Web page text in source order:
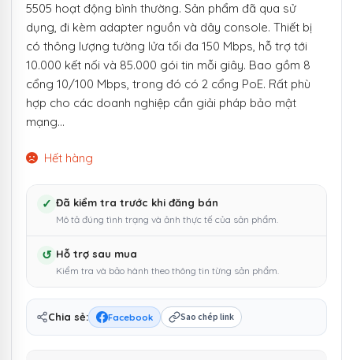
5505 hoạt động bình thường. Sản phẩm đã qua sử
dụng, đi kèm adapter nguồn và dây console. Thiết bị
có thông lượng tường lửa tối đa 150 Mbps, hỗ trợ tới
10.000 kết nối và 85.000 gói tin mỗi giây. Bao gồm 8
cổng 10/100 Mbps, trong đó có 2 cổng PoE. Rất phù
hợp cho các doanh nghiệp cần giải pháp bảo mật
mạng…
Hết hàng
✓ Đã kiểm tra trước khi đăng bán
Mô tả đúng tình trạng và ảnh thực tế của sản phẩm.
↺ Hỗ trợ sau mua
Kiểm tra và bảo hành theo thông tin từng sản phẩm.
Chia sẻ: Facebook Sao chép link